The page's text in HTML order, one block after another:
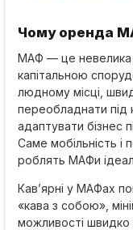
Чому оренда
МАФ — це невелика
капітальною
людному місці,
переобладнати
адаптувати бізнес
Саме мобільність і
роблять МАФи
Кав’ярні у МАФах
«кава з собою»,
можливості швидко